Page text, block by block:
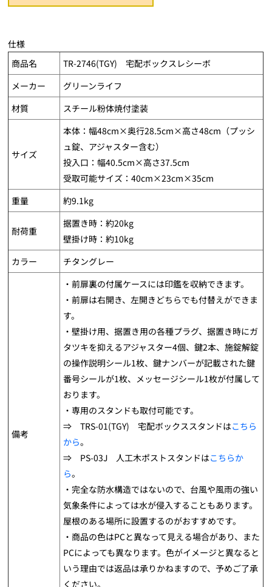
仕様
商品名
TR-2746(TGY) 宅配ボックスレシーボ
メーカー
グリーンライフ
材質
スチール粉体焼付塗装
サイズ
本体：幅48cm×奥行28.5cm×高さ48cm（プッシ
ュ錠、アジャスター含む）
投入口：幅40.5cm×高さ37.5cm
受取可能サイズ：40cm×23cm×35cm
重量
約9.1kg
耐荷重
据置き時：約20kg
壁掛け時：約10kg
カラー
チタングレー
備考
・前扉裏の付属ケースには印鑑を収納できます。
・前扉は右開き、左開きどちらでも付替えができま
す。
・壁掛け用、据置き用の各種プラグ、据置き時にガ
タツキを抑えるアジャスター4個、鍵2本、施錠解錠
の操作説明シール1枚、鍵ナンバーが記載された鍵
番号シールが1枚、メッセージシール1枚が付属して
おります。
・専用のスタンドも取付可能です。
⇒ TRS-01(TGY) 宅配ボックススタンドはこちら
から。
⇒ PS-03J 人工木ポストスタンドはこちらか
ら。
・完全な防水構造ではないので、台風や風雨の強い
気象条件によっては水が侵入することもあります。
屋根のある場所に設置するのがおすすめです。
・商品の色はPCと異なって見える場合があり、また
PCによっても異なります。色がイメージと異なると
いう理由では返品は承りかねますので、予めご了承
ください。